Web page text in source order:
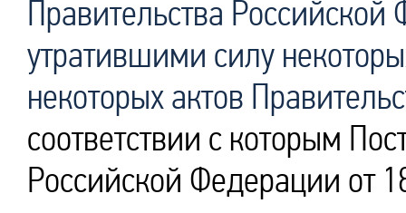
Правительства
утратившими силу
некоторых актов
соответствии с которым
Российской Федерации от